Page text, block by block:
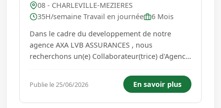
08 - CHARLEVILLE-MEZIERES
35H/semaine Travail en journée
6 Mois
Dans le cadre du developpement de notre
agence AXA LVB ASSURANCES , nous
recherchons un(e) Collaborateur(trice) d'Agence
Vos missions : - Accueillir et conseiller les
clients en agence, par téléphone et par mail. -
Identifier leurs besoins et proposer...
Publie le 25/06/2026 En savoir plus